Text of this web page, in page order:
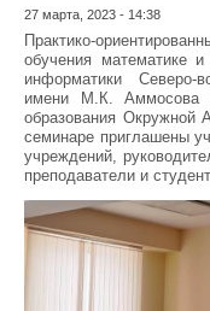
27 марта, 2023 - 14:38
Практико-
обучения математике
информатики Северо-
имени М.К. Аммосова
образования Окружной
семинаре приглашены
учреждений,
преподаватели и